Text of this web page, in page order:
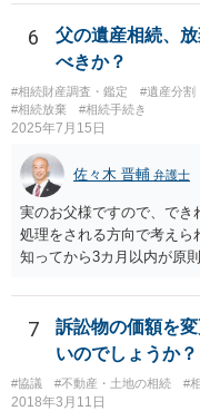
預金の入出金履歴を調べ
や目的も異なりますし、
6
父の遺産相続、
べきか？
#相続財産調査・鑑定 #遺産分割
#相続放棄
#相続手続き
2025年7月15日
佐々木 晋輔 弁護士
実のお父様ですので、でき
処理をされる方向で考えら
知ってから3カ月以内が原
放棄するかどうか決める
することはありませんの
ありません。 なお、私が
伸長して調査したところ
つかったため相続したとい
7
訴訟物の価額を
いのでしょうか？
#協議 #不動産・土地の相続 #
2018年3月11日